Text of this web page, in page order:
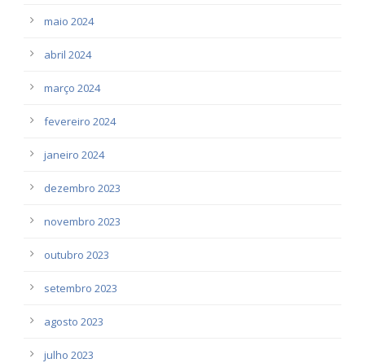
maio 2024
abril 2024
março 2024
fevereiro 2024
janeiro 2024
dezembro 2023
novembro 2023
outubro 2023
setembro 2023
agosto 2023
julho 2023